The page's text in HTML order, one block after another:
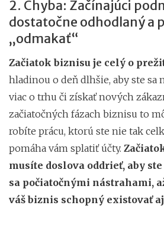
2. Chyba: Začínajúci
dostatočne odhodlaný a
„odmakať“
Začiatok biznisu je celý o
hladinou o deň dlhšie, aby ste sa
viac o trhu či získať nových
začiatočných fázach biznisu to
robíte prácu, ktorú ste nie tak
pomáha vám splatiť účty.
musíte doslova oddrieť, aby
sa počiatočnými nástrahami,
váš biznis schopný existovať aj